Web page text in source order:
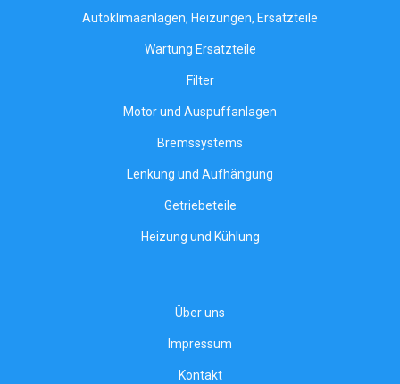
Autoklimaanlagen, Heizungen, Ersatzteile
Wartung Ersatzteile
Filter
Motor und Auspuffanlagen
Bremssystems
Lenkung und Aufhängung
Getriebeteile
Heizung und Kühlung
Über uns
Impressum
Kontakt